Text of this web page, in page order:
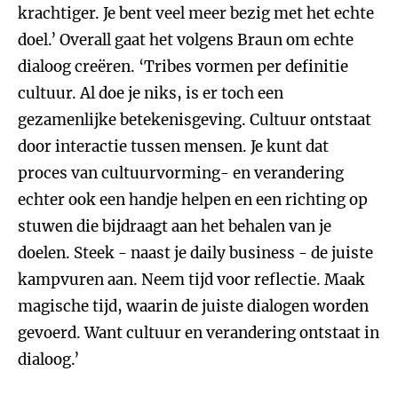
krachtiger. Je bent veel meer bezig met het echte
doel.’ Overall gaat het volgens Braun om echte
dialoog creëren. ‘Tribes vormen per definitie
cultuur. Al doe je niks, is er toch een
gezamenlijke betekenisgeving. Cultuur ontstaat
door interactie tussen mensen. Je kunt dat
proces van cultuurvorming- en verandering
echter ook een handje helpen en een richting op
stuwen die bijdraagt aan het behalen van je
doelen. Steek - naast je daily business - de juiste
kampvuren aan. Neem tijd voor reflectie. Maak
magische tijd, waarin de juiste dialogen worden
gevoerd. Want cultuur en verandering ontstaat in
dialoog.’